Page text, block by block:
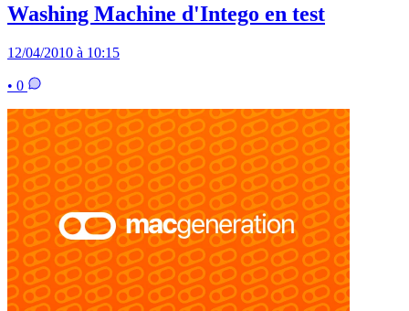
Washing Machine d'Intego en test
12/04/2010 à 10:15
• 0